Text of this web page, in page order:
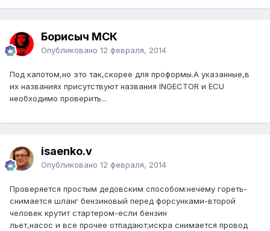
Борисыч МСК
Опубликовано 12 февраля, 2014
Под капотом,но это так,скорее для проформы.А указанные,в
их названиях присутствуют названия INGECTOR и ECU
необходимо проверить...
isaenko.v
Опубликовано 12 февраля, 2014
Проверяется простым дедовским способом:нечему гореть-
снимается шланг бензиновый перед форсунками-второй
человек крутит стартером-если бензин
льет,насос и все прочее отпадают;искра снимается провод